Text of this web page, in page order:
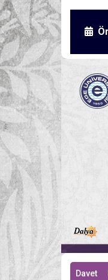
:26-28 Kasım 2025
Davet